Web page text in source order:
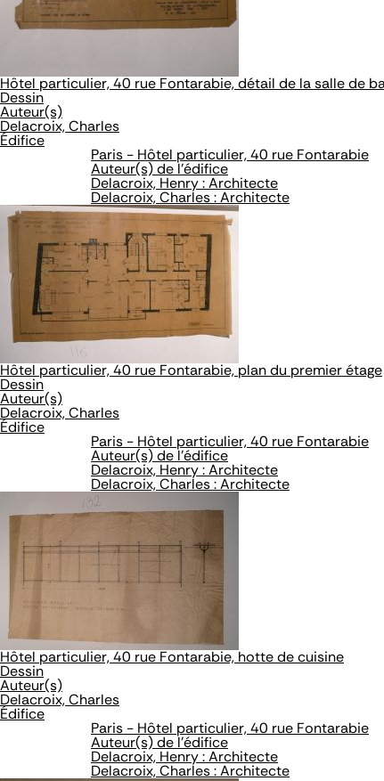
Hôtel particulier, 40 rue Fontarabie, détail de la salle de
Dessin
Auteur(s)
Delacroix, Charles
Édifice
Paris - Hôtel particulier, 40 rue Fontarabie
Auteur(s) de l'édifice
Delacroix, Henry : Architecte
Delacroix, Charles : Architecte
Hôtel particulier, 40 rue Fontarabie, plan du premier étage
Dessin
Auteur(s)
Delacroix, Charles
Édifice
Paris - Hôtel particulier, 40 rue Fontarabie
Auteur(s) de l'édifice
Delacroix, Henry : Architecte
Delacroix, Charles : Architecte
Hôtel particulier, 40 rue Fontarabie, hotte de cuisine
Dessin
Auteur(s)
Delacroix, Charles
Édifice
Paris - Hôtel particulier, 40 rue Fontarabie
Auteur(s) de l'édifice
Delacroix, Henry : Architecte
Delacroix, Charles : Architecte